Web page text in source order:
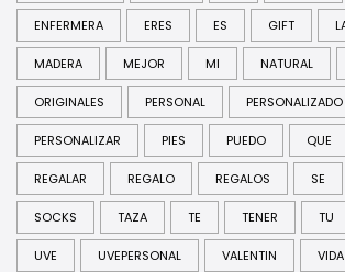
ENFERMERA ERES ES GIFT
MADERA MEJOR MI NATURAL
ORIGINALES PERSONAL PERSONALIZADO
PERSONALIZAR PIES PUEDO QUE
REGALAR REGALO REGALOS SE
SOCKS TAZA TE TENER TU
UVE UVEPERSONAL VALENTIN VIDA